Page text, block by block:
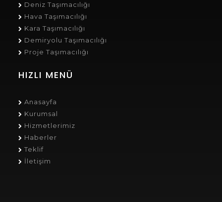
Deniz Taşımacılığı
Hava Taşımacılığı
Kara Taşımacılığı
Demiryolu Taşımacılığı
Proje Taşımacılığı
HIZLI MENÜ
Anasayfa
Kurumsal
Hizmetlerimiz
Haberler
Teklif
İletişim